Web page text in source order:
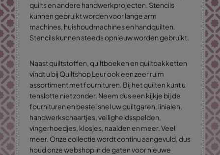
quilts en andere handwerkprojecten. Stencils
kunnen gebruikt worden voor lange arm
machines, huishoudmachines en handquilten.
Stencils kunnen steeds opnieuw worden gebruikt.
Naast quiltstoffen, quiltboeken en quiltpakketten
vindt u bij Quiltshop Leur ook een zeer ruim
assortiment met fournituren. Bij het quilten kunt u
tenslotte niet zonder. Neem dus een kijkje bij de
fournituren en bestel snel uw quiltgaren, linialen,
handwerkschaartjes, veiligheidsspelden,
vingerhoedjes, klosjes, naalden en meer. Veel
meer. Onze collectie wordt continu aangevuld, dus
houd onze webshop in de gaten voor nieuwe